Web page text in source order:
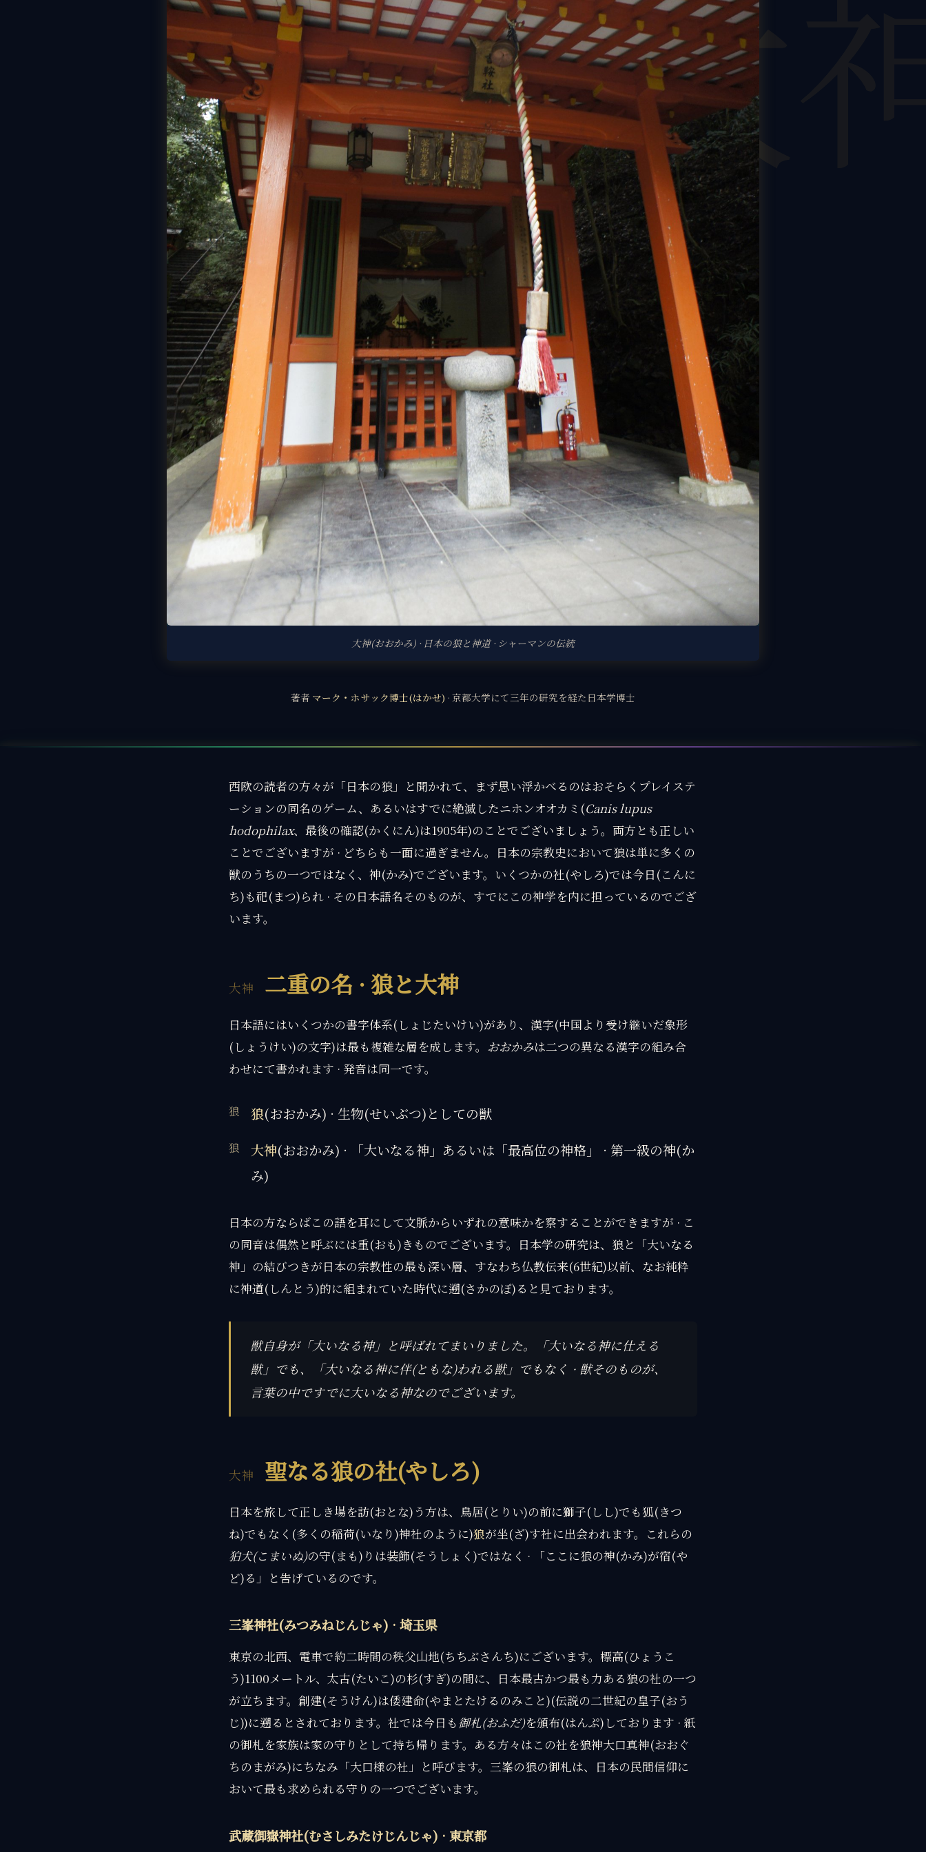
大神(おおかみ) · 日本の狼と神道 · シャーマンの伝統
著者 マーク・ホサック博士(はかせ) · 京都大学にて三年の研究を経た日本学博士
西欧の読者の方々が「日本の狼」と聞かれて、まず思い浮かべるのはおそらくプレイステ
ーションの同名のゲーム、あるいはすでに絶滅したニホンオオカミ(Canis lupus
hodophilax、最後の確認(かくにん)は1905年)のことでございましょう。両方とも正しい
ことでございますが · どちらも一面に過ぎません。日本の宗教史において狼は単に多くの
獣のうちの一つではなく、神(かみ)でございます。いくつかの社(やしろ)では今日(こんに
ち)も祀(まつ)られ · その日本語名そのものが、すでにこの神学を内に担っているのでござ
います。
二重の名 · 狼と大神
日本語にはいくつかの書字体系(しょじたいけい)があり、漢字(中国より受け継いだ象形
(しょうけい)の文字)は最も複雑な層を成します。 おおかみは二つの異なる漢字の組み合
わせにて書かれます · 発音は同一です。
狼(おおかみ) · 生物(せいぶつ)としての獣
大神(おおかみ) · 「大いなる神」あるいは「最高位の神格」 · 第一級の神(か
み)
日本の方ならばこの語を耳にして文脈からいずれの意味かを察することができますが · こ
の同音は偶然と呼ぶには重(おも)きものでございます。日本学の研究は、狼と「大いなる
神」の結びつきが日本の宗教性の最も深い層、すなわち仏教伝来(6世紀)以前、なお純粋
に神道(しんとう)的に組まれていた時代に遡(さかのぼ)ると見ております。
獣自身が「大いなる神」と呼ばれてまいりました。「大いなる神に仕える
獣」でも、「大いなる神に伴(ともな)われる獣」でもなく · 獣そのものが、
言葉の中ですでに大いなる神なのでございます。
聖なる狼の社(やしろ)
日本を旅して正しき場を訪(おとな)う方は、鳥居(とりい)の前に獅子(しし)でも狐(きつ
ね)でもなく(多くの稲荷(いなり)神社のように)狼が坐(ざ)す社に出会われます。これらの
狛犬(こまいぬ)の守(まも)りは装飾(そうしょく)ではなく · 「ここに狼の神(かみ)が宿(や
ど)る」と告げているのです。
三峯神社(みつみねじんじゃ) · 埼玉県
東京の北西、電車で約二時間の秩父山地(ちちぶさんち)にございます。標高(ひょうこ
う)1100メートル、太古(たいこ)の杉(すぎ)の間に、日本最古かつ最も力ある狼の社の一つ
が立ちます。創建(そうけん)は倭建命(やまとたけるのみこと)(伝説の二世紀の皇子(おう
じ))に遡るとされております。社では今日も 御札(おふだ)を頒布(はんぷ)しております · 紙
の御札を家族は家の守りとして持ち帰ります。ある方々はこの社を狼神大口真神(おおぐ
ちのまがみ)にちなみ「大口様の社」と呼びます。三峯の狼の御札は、日本の民間信仰に
おいて最も求められる守りの一つでございます。
武蔵御嶽神社(むさしみたけじんじゃ) · 東京都